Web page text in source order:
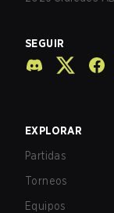
SEGUIR
EXPLORAR
Partidas
Torneos
Equipos